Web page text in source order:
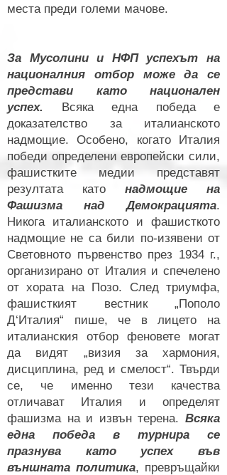
места преди големи мачове.
За Мусолини и НФП успехът на
националния отбор може да се
представи като национален
успех. Всяка една победа е
доказателство за италианското
надмощие. Особено, когато Италия
победи определени европейски сили,
фашистките медии представят
резултата като надмощие на
Фашизма над Демокрацията.
Никога италианското и фашисткото
надмощие не са били по-изявени от
Световното първенство през 1934 г.,
организирано от Италия и спечелено
от хората на Позо. След триумфа,
фашисткият вестник „Пополо
Д‘Италия“ пише, че в лицето на
италианския отбор феновете могат
да видят „визия за хармония,
дисциплина, ред и смелост“. Твърди
се, че именно тези качества
отличават Италия и определят
фашизма на и извън терена. Всяка
една победа в турнира се
празнува като успех във
външната политика, превръщайки